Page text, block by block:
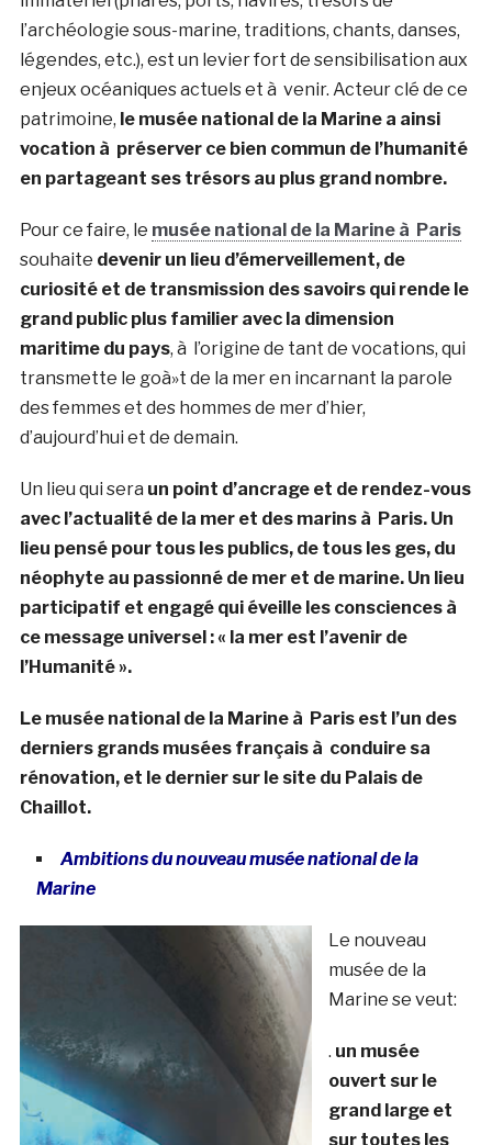
l’archéologie sous-marine, traditions, chants, danses,
légendes, etc.), est un levier fort de sensibilisation aux
enjeux océaniques actuels et à venir. Acteur clé de ce
patrimoine, le musée national de la Marine a ainsi
vocation à préserver ce bien commun de l’humanité
en partageant ses trésors au plus grand nombre.
Pour ce faire, le musée national de la Marine à Paris
souhaite devenir un lieu d’émerveillement, de
curiosité et de transmission des savoirs qui rende le
grand public plus familier avec la dimension
maritime du pays, à l’origine de tant de vocations, qui
transmette le goà»t de la mer en incarnant la parole
des femmes et des hommes de mer d’hier,
d’aujourd’hui et de demain.
Un lieu qui sera un point d’ancrage et de rendez-vous
avec l’actualité de la mer et des marins à Paris. Un
lieu pensé pour tous les publics, de tous les ges, du
néophyte au passionné de mer et de marine. Un lieu
participatif et engagé qui éveille les consciences à
ce message universel : « la mer est l’avenir de
l’Humanité ».
Le musée national de la Marine à Paris est l’un des
derniers grands musées français à conduire sa
rénovation, et le dernier sur le site du Palais de
Chaillot.
Ambitions du nouveau musée national de la
Marine
Le nouveau
musée de la
Marine se veut:
. un musée
ouvert sur le
grand large et
sur toutes les